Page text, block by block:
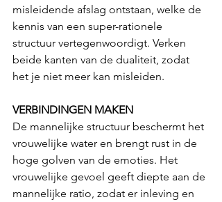
misleidende afslag ontstaan, welke de
kennis van een super-rationele
structuur vertegenwoordigt. Verken
beide kanten van de dualiteit, zodat
het je niet meer kan misleiden.
VERBINDINGEN MAKEN
De mannelijke structuur beschermt het
vrouwelijke water en brengt rust in de
hoge golven van de emoties. Het
vrouwelijke gevoel geeft diepte aan de
mannelijke ratio, zodat er inleving en